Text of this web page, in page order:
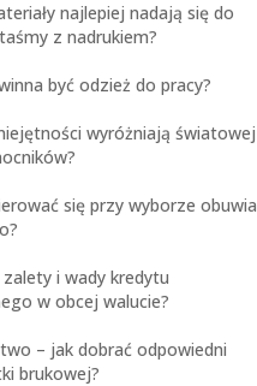
najlepiej nadają się do
z nadrukiem?
być odzież do pracy?
wyróżniają światowej
się przy wyborze obuwia
zalety i wady kredytu
w obcej walucie?
– jak dobrać odpowiedni
brukowej?